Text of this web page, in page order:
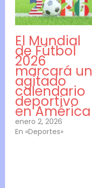
El Mundial
de Fútbol
2026
marcará un
agitado
calendario
deportivo
en América
enero 2, 2026
En «Deportes»